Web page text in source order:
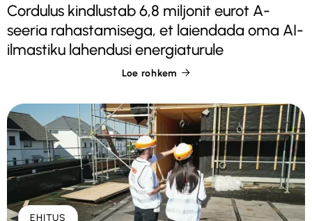
Cordulus kindlustab 6,8 miljonit eurot A-
seeria rahastamisega, et laiendada oma AI-
ilmastiku lahendusi energiaturule
Loe rohkem 
EHITUS